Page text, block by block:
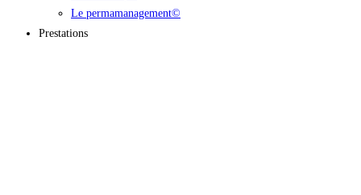
Le permamanagement©
Prestations